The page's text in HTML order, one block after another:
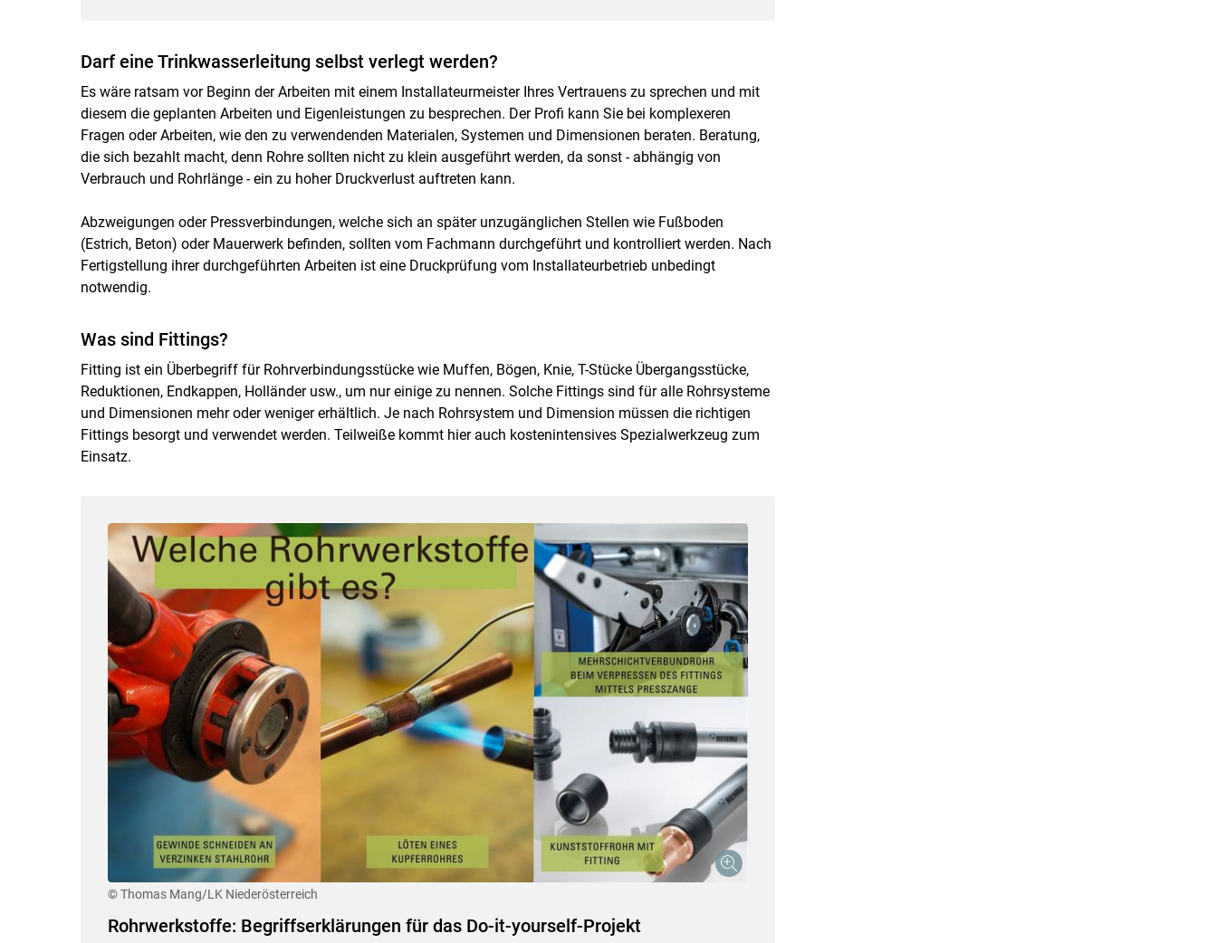
Darf eine Trinkwasserleitung selbst verlegt werden?
Es wäre ratsam vor Beginn der Arbeiten mit einem Installateurmeister Ihres Vertrauens zu sprechen und mit
diesem die geplanten Arbeiten und Eigenleistungen zu besprechen. Der Profi kann Sie bei komplexeren
Fragen oder Arbeiten, wie den zu verwendenden Materialen, Systemen und Dimensionen beraten. Beratung,
die sich bezahlt macht, denn Rohre sollten nicht zu klein ausgeführt werden, da sonst - abhängig von
Verbrauch und Rohrlänge - ein zu hoher Druckverlust auftreten kann.
Abzweigungen oder Pressverbindungen, welche sich an später unzugänglichen Stellen wie Fußboden
(Estrich, Beton) oder Mauerwerk befinden, sollten vom Fachmann durchgeführt und kontrolliert werden. Nach
Fertigstellung ihrer durchgeführten Arbeiten ist eine Druckprüfung vom Installateurbetrieb unbedingt
notwendig.
Was sind Fittings?
Fitting ist ein Überbegriff für Rohrverbindungsstücke wie Muffen, Bögen, Knie, T-Stücke Übergangsstücke,
Reduktionen, Endkappen, Holländer usw., um nur einige zu nennen. Solche Fittings sind für alle Rohrsysteme
und Dimensionen mehr oder weniger erhältlich. Je nach Rohrsystem und Dimension müssen die richtigen
Fittings besorgt und verwendet werden. Teilweiße kommt hier auch kostenintensives Spezialwerkzeug zum
Einsatz.
© Thomas Mang/LK Niederösterreich
Rohrwerkstoffe: Begriffserklärungen für das Do-it-yourself-Projekt